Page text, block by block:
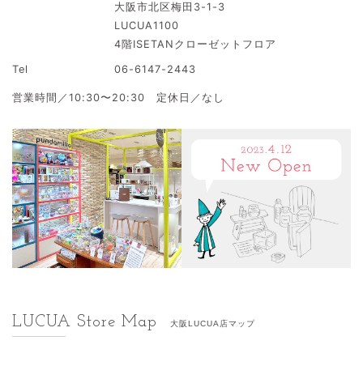
大阪市北区梅田3-1-3
LUCUA1100
4階ISETANクローゼットフロア
Tel 06-6147-2443
営業時間／10:30〜20:30 定休日／なし
LUCUA Store Map 大阪LUCUA店マップ